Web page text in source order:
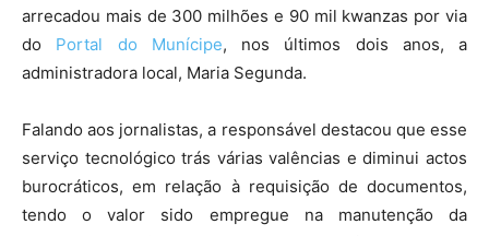
arrecadou mais de 300 milhões e 90 mil kwanzas por via
do Portal do Munícipe, nos últimos dois anos, a
administradora local, Maria Segunda.
Falando aos jornalistas, a responsável destacou que esse
serviço tecnológico trás várias valências e diminui actos
burocráticos, em relação à requisição de documentos,
tendo o valor sido empregue na manutenção da